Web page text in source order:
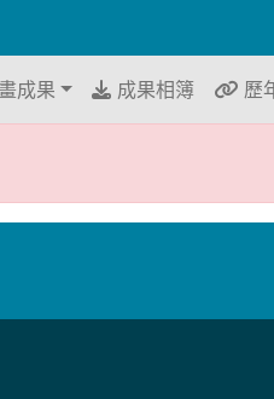
成果 成果相簿 歷